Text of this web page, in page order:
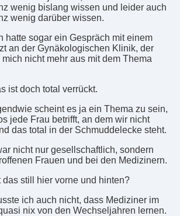
wenig bislang wissen und leider auch
wenig darüber wissen.
hatte sogar ein Gespräch mit einem
an der Gynäkologischen Klinik, der
nicht mehr aus mit dem Thema
ist doch total verrückt.
scheint es ja ein Thema zu sein,
jede Frau betrifft, an dem wir nicht
das total in der Schmuddelecke steht.
nicht nur gesellschaftlich, sondern
Frauen und bei den Medizinern.
das still hier vorne und hinten?
ich auch nicht, dass Mediziner im
nix von den Wechseljahren lernen.